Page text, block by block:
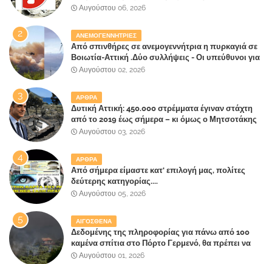
Αυγούστου 06, 2026
ΑΝΕΜΟΓΕΝΝΗΤΡΙΕΣ
Από σπινθήρες σε ανεμογεννήτρια η πυρκαγιά σε
Βοιωτία-Αττική .Δύο συλλήψεις - Οι υπεύθυνοι για
την λάθος διαχείριση της κατάσβεσης θα
Αυγούστου 02, 2026
ΑΡΘΡΑ
Δυτική Αττική: 450.000 στρέμματα έγιναν στάχτη
από το 2019 έως σήμερα – κι όμως ο Μητσοτάκης
έλαβε 40% και 45% στις εκλογές του 2023,ενώ 50%
Αυγούστου 03, 2026
ΑΡΘΡΑ
Από σήμερα είμαστε κατ' επιλογή μας, πολίτες
δεύτερης κατηγορίας....
Αυγούστου 05, 2026
ΑΙΓΟΣΘΕΝΑ
Δεδομένης της πληροφορίας για πάνω από 100
καμένα σπίτια στο Πόρτο Γερμενό, θα πρέπει να
αναζητηθούν ευθύνες για την ολοσχερή
Αυγούστου 01, 2026